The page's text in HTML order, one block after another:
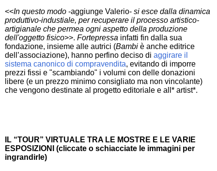
<<In questo modo -aggiunge Valerio- si esce dalla dinamica
produttivo-industiale, per recuperare il processo artistico-
artigianale che permea ogni aspetto della produzione
dell'oggetto fisico>>. Fortepressa infatti fin dalla sua
fondazione, insieme alle autrici (Bambi è anche editrice
dell’associazione), hanno perfino deciso di aggirare il
sistema canonico di compravendita, evitando di imporre
prezzi fissi e "scambiando" i volumi con delle donazioni
libere (e un prezzo minimo consigliato ma non vincolante)
che vengono destinate al progetto editoriale e all* artist*.
IL “TOUR” VIRTUALE TRA LE MOSTRE E LE VARIE
ESPOSIZIONI (cliccate o schiacciate le immagini per
ingrandirle)